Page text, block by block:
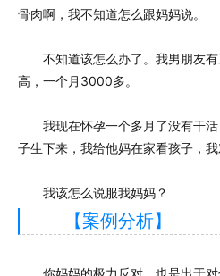
骨肉啊，我不知道怎么跟妈妈说。
不知道该怎么办了。我男朋友有
高，一个月3000多。
我现在怀孕一个多月了没有干活
子生下来，我给他妈在家看孩子，我
我该怎么说服我妈妈？
【案例分析】
你妈妈的极力反对，也是出于对